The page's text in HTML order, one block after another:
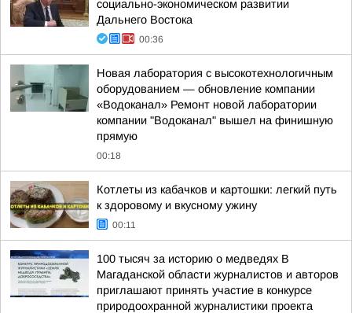
социально-экономическом развитии
Дальнего Востока
00:36
Новая лаборатория с высокотехнологичным
оборудованием — обновление компании
«Водоканал» Ремонт новой лаборатории
компании "Водоканал" вышел на финишную
прямую
00:18
Котлеты из кабачков и картошки: легкий путь
к здоровому и вкусному ужину
00:11
100 тысяч за историю о медведях В
Магаданской области журналистов и авторов
приглашают принять участие в конкурсе
природоохранной журналистики проекта